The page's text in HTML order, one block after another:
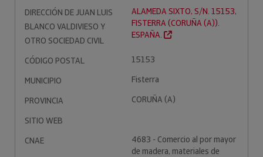
DIRECCIÓN DE JUAN LUIS
BLANCO VALDIVIESO Y
OTRO SOCIEDAD CIVIL
ALAMEDA SIXTO, S/N. 15153,
FISTERRA (CORUÑA (A)).
ESPAÑA.
CÓDIGO POSTAL
15153
MUNICIPIO
Fisterra
PROVINCIA
CORUÑA (A)
SITIO WEB
CNAE
4683 - Comercio al por mayor
de madera, materiales de